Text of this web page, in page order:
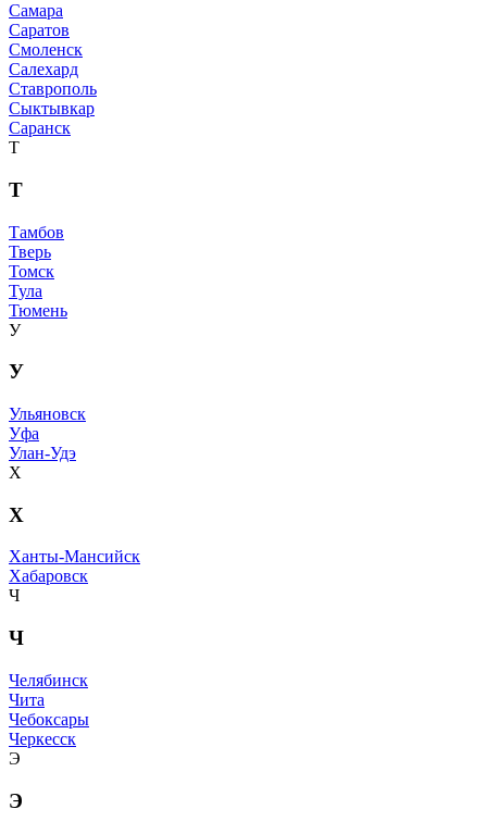
Самара
Саратов
Смоленск
Салехард
Ставрополь
Сыктывкар
Саранск
Т
Т
Тамбов
Тверь
Томск
Тула
Тюмень
У
У
Ульяновск
Уфа
Улан-Удэ
Х
Х
Ханты-Мансийск
Хабаровск
Ч
Ч
Челябинск
Чита
Чебоксары
Черкесск
Э
Э